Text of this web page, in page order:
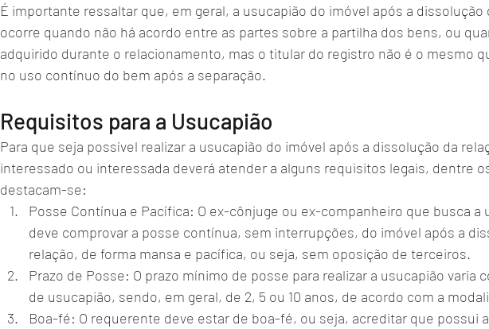
É importante ressaltar que, em geral, a usucapião do imóvel após a
ocorre quando não há acordo entre as partes sobre a partilha dos bens, ou
adquirido durante o relacionamento, mas o titular do registro não é o mesmo
no uso contínuo do bem após a separação.
Requisitos para a Usucapião
Para que seja possível realizar a usucapião do imóvel após a dissolução da
interessado ou interessada deverá atender a alguns requisitos legais, dentre
destacam-se:
Posse Contínua e Pacífica: O ex-cônjuge ou ex-companheiro que
deve comprovar a posse contínua, sem interrupções, do imóvel após a
relação, de forma mansa e pacífica, ou seja, sem oposição de terceiros.
Prazo de Posse: O prazo mínimo de posse para realizar a usucapião varia
de usucapião, sendo, em geral, de 2, 5 ou 10 anos, de acordo com a
Boa-fé: O requerente deve estar de boa-fé, ou seja, acreditar que possui